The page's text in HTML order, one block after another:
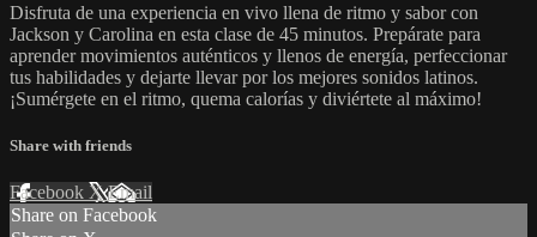
Disfruta de una experiencia en vivo llena de ritmo y sabor con
Jackson y Carolina en esta clase de 45 minutos. Prepárate para
aprender movimientos auténticos y llenos de energía, perfeccionar
tus habilidades y dejarte llevar por los mejores sonidos latinos.
¡Sumérgete en el ritmo, quema calorías y diviértete al máximo!
Share with friends
Facebook XEmail
Share on Facebook